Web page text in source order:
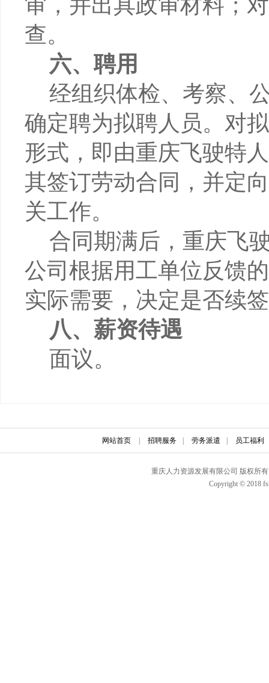
审，并出具政审材料；
查。
六、聘用
经组织体检、考察、
确定聘为拟聘人员。对
形式，即由重庆飞驶特
其签订劳动合同，并定
关工作。
合同期满后，重庆飞
公司根据用工单位反馈
实际需要，决定是否续
八、薪资待遇
面议。
网站首页 招聘服务 劳务派遣 员工福利
重庆人力资源发展有限公司 版权所
Copyright © 2018